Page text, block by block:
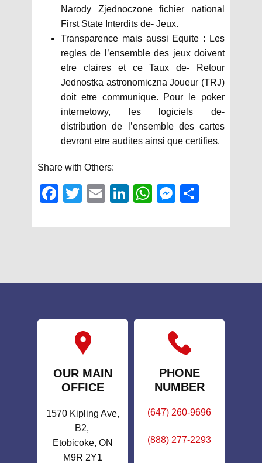
Narody Zjednoczone fichier national
First State Interdits de- Jeux.
Transparence mais aussi Equite : Les
regles de l’ensemble des jeux doivent
etre claires et ce Taux de- Retour
Jednostka astronomiczna Joueur (TRJ)
doit etre communique. Pour le poker
internetowy, les logiciels de-
distribution de l’ensemble des cartes
devront etre audites ainsi que certifies.
Share with Others:
Fac
Twit
Em
Link
Wh
Mes
OUR MAIN
OFFICE
1570 Kipling Ave,
B2,
Etobicoke, ON
M9R 2Y1
PHONE
NUMBER
(647) 260-9696
(888) 277-2293